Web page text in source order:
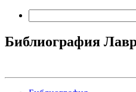
Библиография